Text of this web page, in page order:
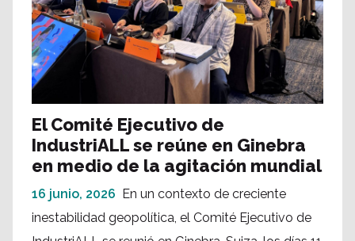
El Comité Ejecutivo de
IndustriALL se reúne en Ginebra
en medio de la agitación mundial
16 junio, 2026 En un contexto de creciente
inestabilidad geopolítica, el Comité Ejecutivo de